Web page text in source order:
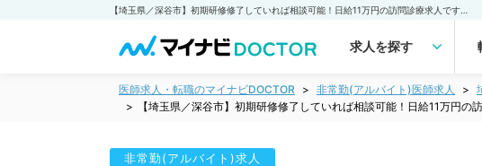
求人を探す
医師求人・転職のマイナビDOCTOR 非常勤(アルバイト)医師求人
【埼玉県／深谷市】初期研修修了していれば相談可能！日給11万円
非常勤(アルバイト)求人